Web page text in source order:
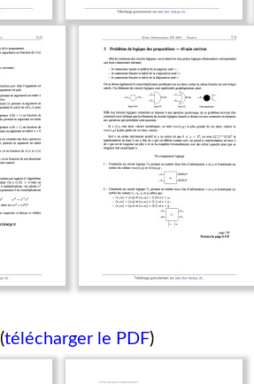
(télécharger le PDF)